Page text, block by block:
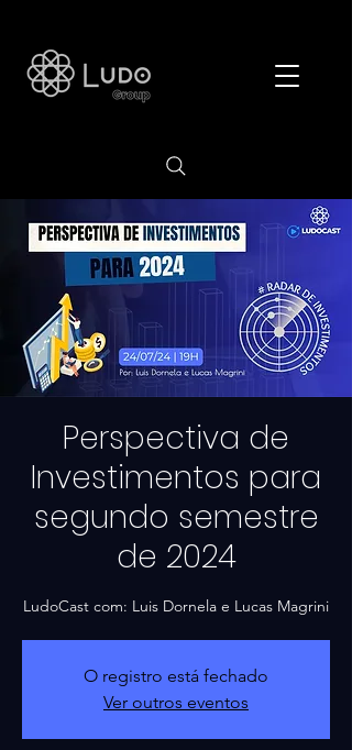
Perspectiva de
Investimentos para
segundo semestre
de 2024
LudoCast com: Luis Dornela e Lucas Magrini
O registro está fechado
Ver outros eventos